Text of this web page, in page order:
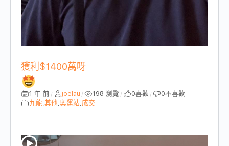
獲利$1400萬呀
1 年 前 / joelau / 198 瀏覽 / 0喜歡 / 0不喜歡
九龍,其他,奧運站,成交